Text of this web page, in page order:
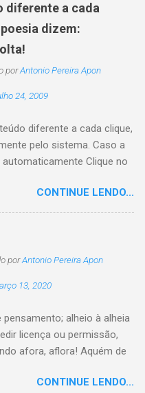
diferente a cada
dizem:
porAntonio Pereira Apon
24, 2009
diferente a cada clique,
pelo sistema. Caso a
Clique no
CONTINUE LENDO...
porAntonio Pereira Apon
13, 2020
pensamento; alheio à alheia
licença ou permissão,
afora, aflora! Aquém de
Antonio Pereira
CONTINUE LENDO...